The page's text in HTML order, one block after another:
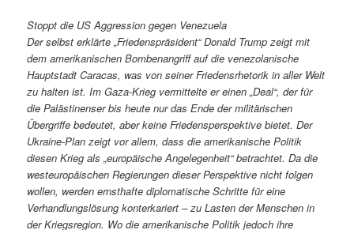
Stoppt die US Aggression gegen Venezuela
Der selbst erklärte „Friedenspräsident“ Donald Trump zeigt mit
dem amerikanischen Bombenangriff auf die venezolanische
Hauptstadt Caracas, was von seiner Friedensrhetorik in aller Welt
zu halten ist. Im Gaza-Krieg vermittelte er einen „Deal“, der für
die Palästinenser bis heute nur das Ende der militärischen
Übergriffe bedeutet, aber keine Friedensperspektive bietet. Der
Ukraine-Plan zeigt vor allem, dass die amerikanische Politik
diesen Krieg als „europäische Angelegenheit“ betrachtet. Da die
westeuropäischen Regierungen dieser Perspektive nicht folgen
wollen, werden ernsthafte diplomatische Schritte für eine
Verhandlungslösung konterkariert – zu Lasten der Menschen in
der Kriegsregion. Wo die amerikanische Politik jedoch ihre